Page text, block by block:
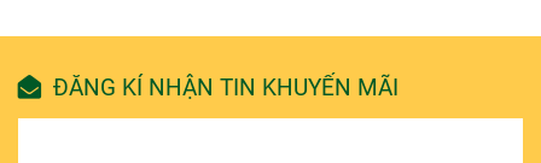
SỈ LẺ
ĐĂNG KÍ NHẬN TIN KHUYẾN MÃI